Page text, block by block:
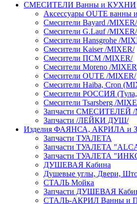
СМЕСИТЕЛИ Ванны и КУХНИ
Аксессуары OUTE ванны и
Смесители Bayard /MIXER/
Смесители G.Lauf /MIXER/
Смесители Hansgrohe /
Смесители Kaiser /MIXER/
Смесители ПСМ /MIXER/
Смесители Moreno /
Смесители OUTE /MIXER/
Смесители Haiba, Cron
Смесители РОССИЯ (Тула,
Смесители Tsarsberg /
Запчасти СМЕСИТЕЛЕЙ /
Запчасти /ЛЕЙКИ ДУШ/
Изделия ФАЯНСА, АКРИЛА и
Запчасти ТУАЛЕТА
Запчасти ТУАЛЕТА
Запчасти ТУАЛЕТА
ДУШЕВАЯ Кабина
Душевые углы, Двери,
СТАЛЬ Мойка
Запчасти ДУШЕВАЯ
СТАЛЬ-АКРИЛ Ванны и